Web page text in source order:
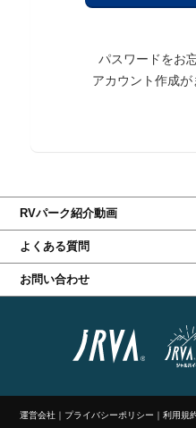
パスワードをお
アカウント作成
RVパーク紹介動画
よくある質問
お問い合わせ
運営会社 ｜ プライバシーポリシー ｜利用規